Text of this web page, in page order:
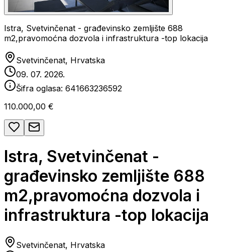
Istra, Svetvinčenat - građevinsko zemljište 688
m2,pravomoćna dozvola i infrastruktura -top lokacija
Svetvinčenat, Hrvatska
09. 07. 2026.
Šifra oglasa: 641663236592
110.000,00 €
Istra, Svetvinčenat -
građevinsko zemljište 688
m2,pravomoćna dozvola i
infrastruktura -top lokacija
Svetvinčenat, Hrvatska